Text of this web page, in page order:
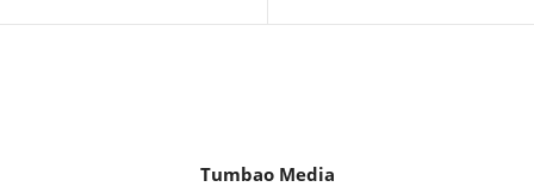
Tumbao Media